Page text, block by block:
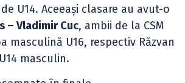
U14. Aceeași clasare au avut-o
– Vladimir Cuc, ambii de la CSM
masculină U16, respectiv Răzvan
masculin.